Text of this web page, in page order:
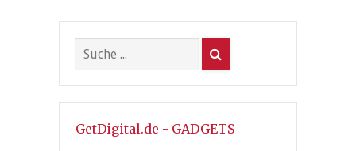
GetDigital.de - GADGETS